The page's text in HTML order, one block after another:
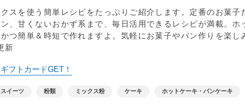
スを使う簡単レシピをたっぷりご紹介します。定番のお菓子
、甘くないおかず系まで、毎日活用できるレシピが満載。ホ
つ簡単＆時短で作れますよ。気軽にお菓子やパン作りを楽し
新
フトカードGET！
イーツ 粉類 ミックス粉 ケーキ ホットケーキ・パンケーキ